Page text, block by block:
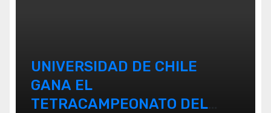
UNIVERSIDAD DE CHILE
GANA EL
TETRACAMPEONATO DEL